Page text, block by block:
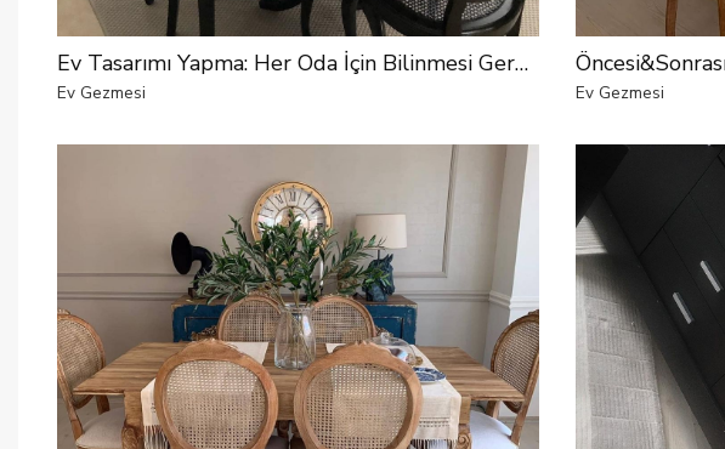
Ev Tasarımı Yapma: Her Oda İçin Bilinmesi Gereken Ölçüler!
Ev Gezmesi Ev Gezmesi